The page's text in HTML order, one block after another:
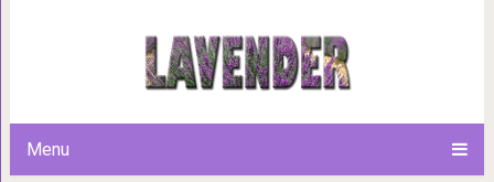
Menu
Полезные свойства меда,